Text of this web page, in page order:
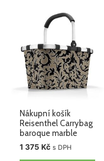
Nákupní košík
Reisenthel Carrybag
baroque marble
1 375 Kč s DPH